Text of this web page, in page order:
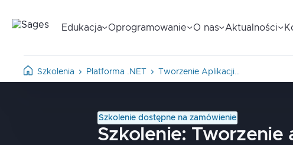
Edukacja Oprogramowanie O nas Aktualności
Szkolenia Platforma .NET Tworzenie Aplikacji…
Szkolenie dostępne na zamówienie
Szkolenie: Tworzenie